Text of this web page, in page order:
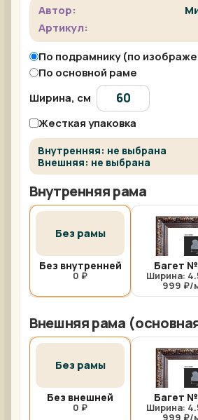
Автор:
Артикул:
По подрамнику (по
По основной раме
Ширина, см
Жесткая упаковка
Внутренняя: не выбрана
Внешняя: не выбрана
Внутренняя рама
Без рамы
Без внутренней
0 ₽
Багет
Ширина:
999 ₽/
Внешняя рама
Без рамы
Без внешней
0 ₽
Багет
Ширина:
999 ₽/